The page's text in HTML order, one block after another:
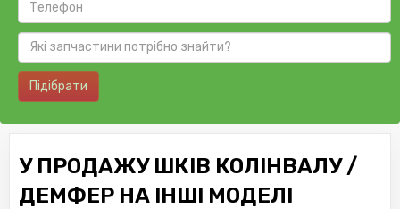
Підібрати
У ПРОДАЖУ ШКІВ КОЛІНВАЛУ /
ДЕМФЕР НА ІНШІ МОДЕЛІ